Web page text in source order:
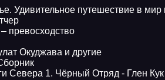
Удивительное путешествие в
превосходство
Окуджава и другие
Севера 1. Чёрный Отряд - Глен Кук